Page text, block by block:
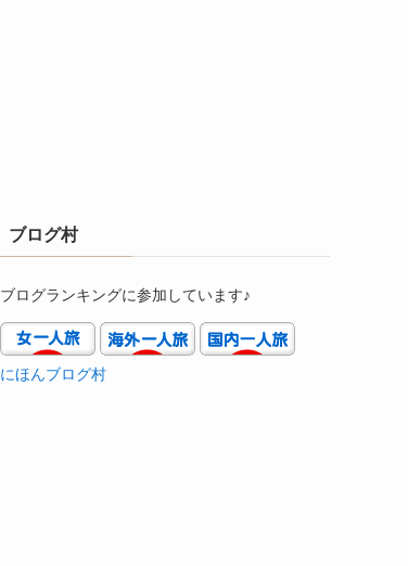
ブログ村
ブログランキングに参加しています♪
にほんブログ村